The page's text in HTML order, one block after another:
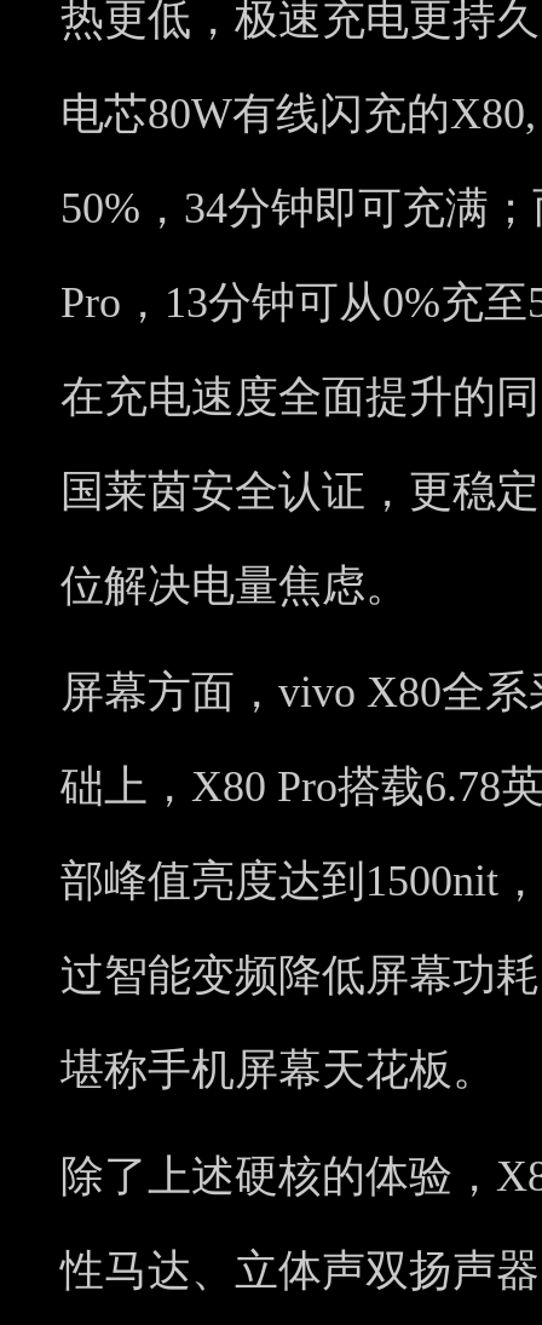
热更低，极速充电更持
电芯80W有线闪充的
50%，34分钟即可充满
Pro，13分钟可从0%充
在充电速度全面提升的
国莱茵安全认证，更稳
位解决电量焦虑。
屏幕方面，vivo X80全
础上，X80 Pro搭载6.78
部峰值亮度达到1500nit
过智能变频降低屏幕功
堪称手机屏幕天花板。
除了上述硬核的体验，
性马达、立体声双扬声